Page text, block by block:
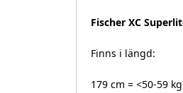
Fischer XC
Finns i längd:
179 cm = <50-59 kg